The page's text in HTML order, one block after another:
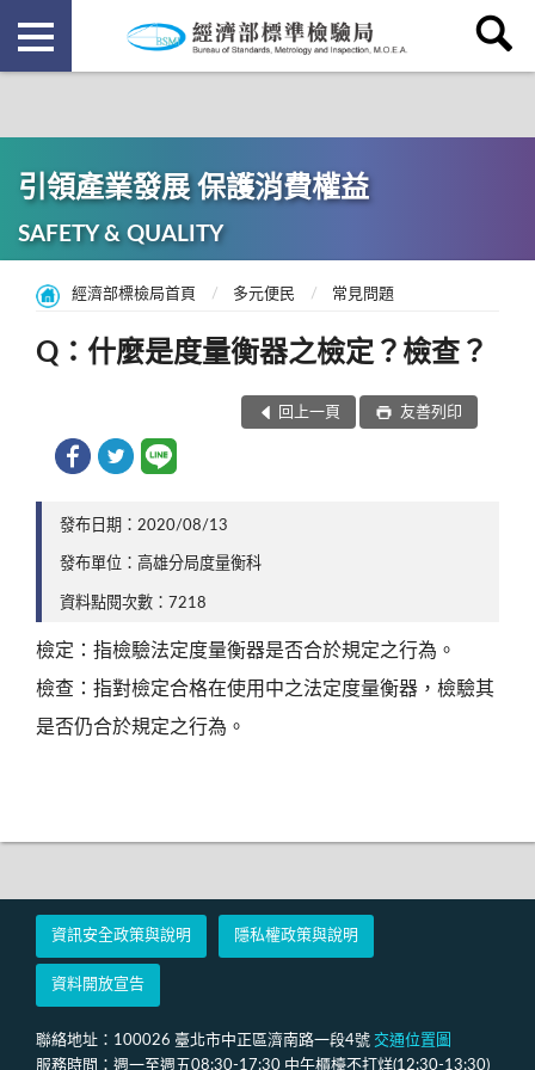
引領產業發展 保護消費權益
SAFETY & QUALITY
經濟部標檢局首頁 多元便民 常見問題
Q：什麼是度量衡器之檢定？檢查？
回上一頁 友善列印
發布日期：2020/08/13
發布單位：高雄分局度量衡科
資料點閱次數：7218
檢定：指檢驗法定度量衡器是否合於規定之行為。
檢查：指對檢定合格在使用中之法定度量衡器，檢驗其
是否仍合於規定之行為。
資訊安全政策與說明 隱私權政策與說明
資料開放宣告
聯絡地址：100026 臺北市中正區濟南路一段4號 交通位置圖
服務時間：週一至週五08:30-17:30 中午櫃檯不打烊(12:30-13:30)